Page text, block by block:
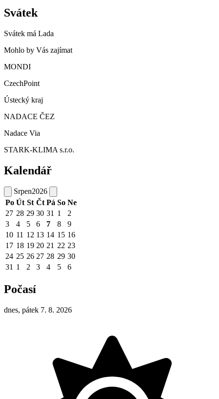
Svátek
Svátek má Lada
Mohlo by Vás zajímat
MONDI
CzechPoint
Ústecký kraj
NADACE ČEZ
Nadace Via
STARK-KLIMA s.r.o.
Kalendář
Srpen2026
Po Út St Čt Pá So Ne
27 28 29 30 31 1
2
3
4 5 6 7 8
9
10 11 12 13 14 15 16
17 18 19 20 21 22 23
24 25 26 27 28 29 30
31 1 2 3 4 5 6
Počasí
dnes, pátek 7. 8. 2026